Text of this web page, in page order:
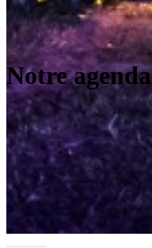
Notre agenda